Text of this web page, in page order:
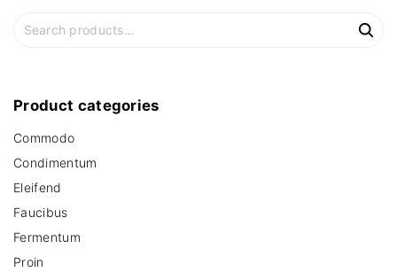
c
f
o
:
Product categories
Commodo
Condimentum
Eleifend
Faucibus
Fermentum
Proin